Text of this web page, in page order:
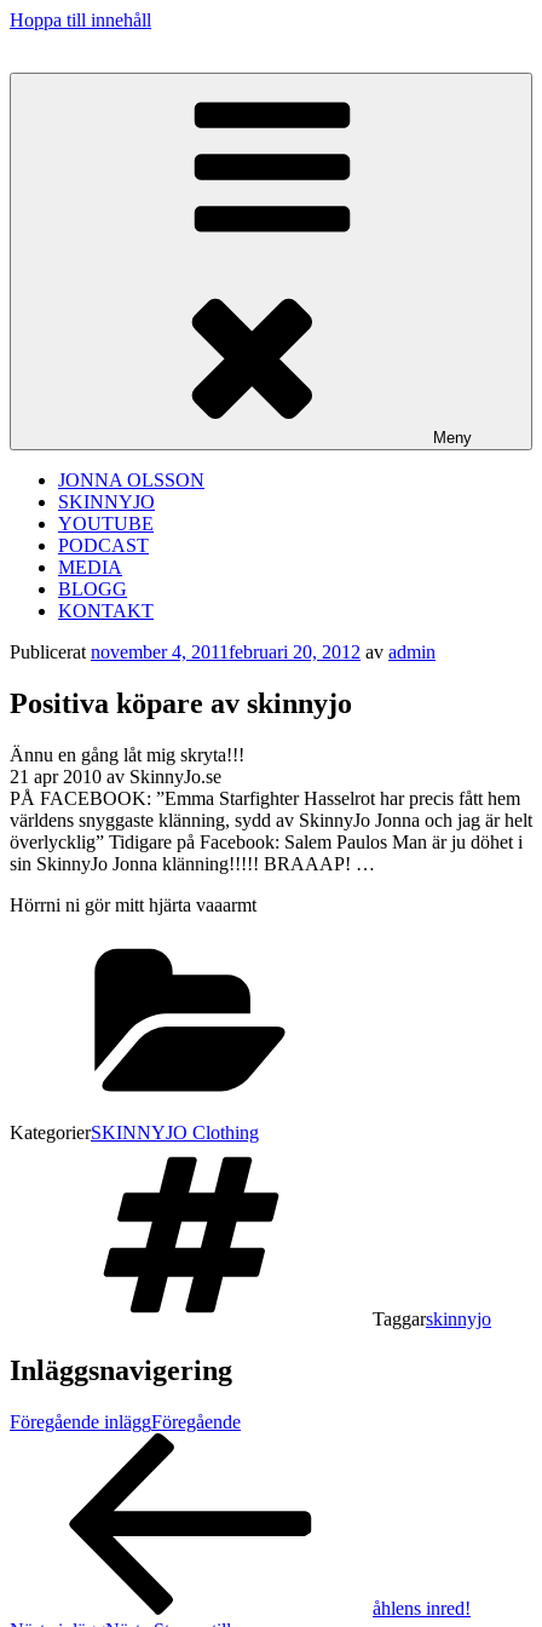
Hoppa till innehåll
Meny
JONNA OLSSON
SKINNYJO
YOUTUBE
PODCAST
MEDIA
BLOGG
KONTAKT
Publicerat november 4, 2011februari 20, 2012 av admin
Positiva köpare av skinnyjo
Ännu en gång låt mig skryta!!!
21 apr 2010 av SkinnyJo.se
PÅ FACEBOOK: ”Emma Starfighter Hasselrot har precis fått hem
världens snyggaste klänning, sydd av SkinnyJo Jonna och jag är helt
överlycklig” Tidigare på Facebook: Salem Paulos Man är ju döhet i
sin SkinnyJo Jonna klänning!!!!! BRAAAP! …
Hörrni ni gör mitt hjärta vaaarmt
KategorierSKINNYJO Clothing
Taggarskinnyjo
Inläggsnavigering
Föregående inläggFöregående
åhlens inred!